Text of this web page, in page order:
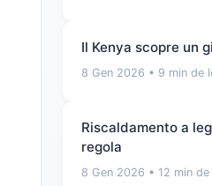
Il Kenya scopre un
8 Gen 2026 • 9 min de
Riscaldamento a
regola
8 Gen 2026 • 12 min